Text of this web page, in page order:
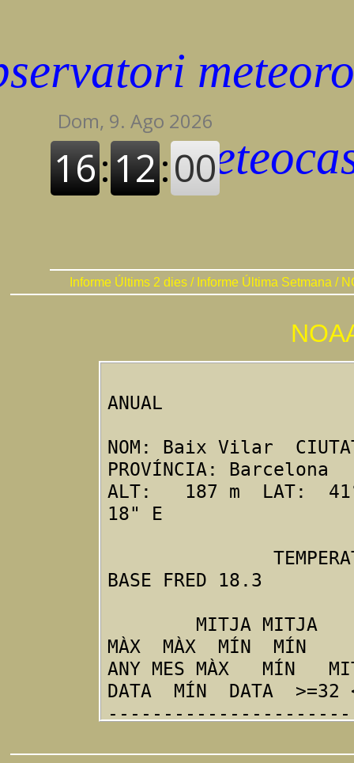
Informe Últims 2 dies / Informe Última Setmana /